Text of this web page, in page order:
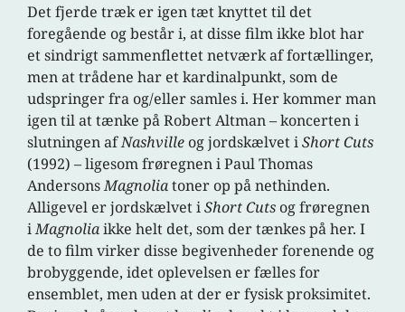
Det fjerde træk er igen tæt knyttet til det
foregående og består i, at disse film ikke blot har
et sindrigt sammenflettet netværk af fortællinger,
men at trådene har et kardinalpunkt, som de
udspringer fra og/eller samles i. Her kommer man
igen til at tænke på Robert Altman – koncerten i
slutningen afNashville og jordskælvet iShort Cuts
(1992) – ligesom frøregnen i Paul Thomas
AndersonsMagnoliatoner op på nethinden.
Alligevel er jordskælvet iShort Cuts og frøregnen
iMagnoliaikke helt det, som der tænkes på her. I
de to film virker disse begivenheder forenende og
brobyggende, idet oplevelsen er fælles for
ensemblet, men uden at der er fysisk proksimitet.